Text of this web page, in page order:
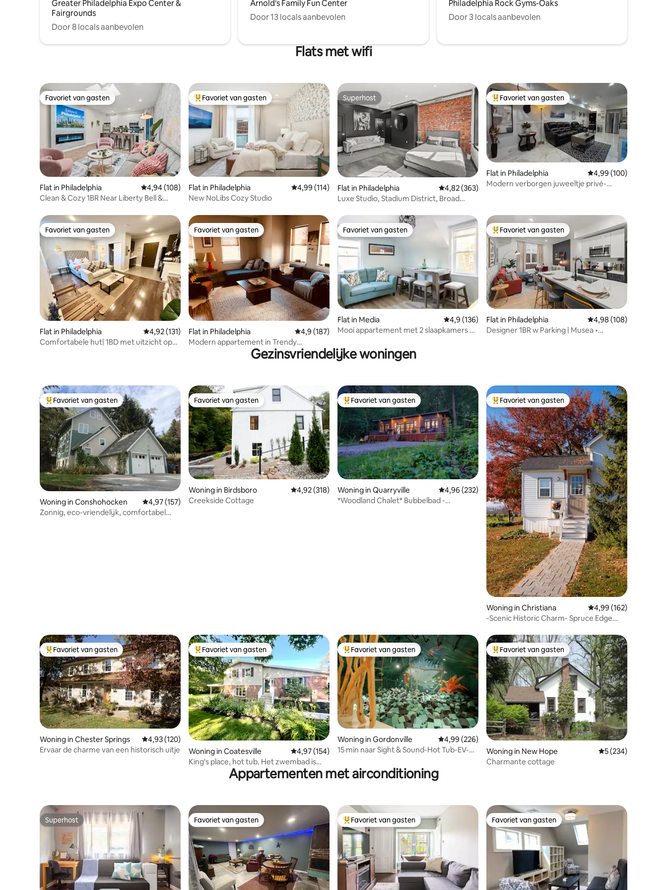
Greater Philadelphia Expo Center &
Fairgrounds
Door 8 locals aanbevolen
Arnold's Family Fun Center
Door 13 locals aanbevolen
Philadelphia Rock Gyms-Oaks
Door 3 locals aanbevolen
Flats met wifi
Favoriet van gasten
Favoriet van gasten
Flat in Philadelphia Gemiddelde beoordeling van 4,94 op 5, 108 recensies
4,94 (108)
Clean & Cozy 1BR Near Liberty Bell &
Topfavoriet van gasten
Favoriet van gasten
Flat in Philadelphia Gemiddelde beoordeling van 4,99 op 5, 114 recensies
4,99 (114)
New NoLibs Cozy Studio
Superhost
Superhost
Flat in Philadelphia Gemiddelde beoordeling van 4,82 op 5, 363 recensies
4,82 (363)
Luxe Studio, Stadium District, Broad
Topfavoriet van gasten
Favoriet van gasten
Flat in Philadelphia Gemiddelde
4,99 (100)
Modern verborgen juweeltje privé-
Favoriet van gasten
Favoriet van gasten
Flat in Philadelphia Gemiddelde beoordeling van 4,92 op 5, 131 recensies
4,92 (131)
Comfortabele hut| 1BD met uitzicht op
Favoriet van gasten
Favoriet van gasten
Flat in Philadelphia Gemiddelde beoordeling van 4,9 op 5, 187 recensies
4,9 (187)
Modern appartement in Trendy
Favoriet van gasten
Favoriet van gasten
Flat in Media Gemiddelde beoordeling van 4,9 op 5, 136 recensies
4,9 (136)
Mooi appartement met 2 slaapkamers en
Topfavoriet van gasten
Favoriet van gasten
Flat in Philadelphia Gemiddelde
4,98 (108)
Designer 1BR w Parking | Musea •
Gezinsvriendelijke woningen
Topfavoriet van gasten
Favoriet van gasten
Woning in Conshohocken Gemiddelde beoordeling van 4,97 op 5, 157 recensies
4,97 (157)
Zonnig, eco-vriendelijk, comfortabel
Favoriet van gasten
Favoriet van gasten
Woning in Birdsboro Gemiddelde beoordeling van 4,92 op 5, 318 recensies
4,92 (318)
Creekside Cottage
Topfavoriet van gasten
Favoriet van gasten
Woning in Quarryville Gemiddelde beoordeling van 4,96 op 5, 232 recensies
4,96 (232)
*Woodland Chalet* Bubbelbad -
Topfavoriet van gasten
Favoriet van gasten
Woning in Christiana Gemiddelde
4,99 (162)
-Scenic Historic Charm- Spruce Edge
Topfavoriet van gasten
Favoriet van gasten
Woning in Chester Springs Gemiddelde beoordeling van 4,93 op 5, 120 recensies
4,93 (120)
Ervaar de charme van een historisch uitje
Topfavoriet van gasten
Favoriet van gasten
Woning in Coatesville Gemiddelde beoordeling van 4,97 op 5, 154 recensies
4,97 (154)
King's place, hot tub. Het zwembad is
open voor de zomer!
Topfavoriet van gasten
Favoriet van gasten
Woning in Gordonville Gemiddelde beoordeling van 4,99 op 5, 226 recensies
4,99 (226)
15 min naar Sight & Sound-Hot Tub-EV-
Topfavoriet van gasten
Favoriet van gasten
Woning in New Hope Gemiddelde
5 (234)
Charmante cottage
Appartementen met airconditioning
Superhost
Superhost Favoriet van gasten
Favoriet van gasten Topfavoriet van gasten
Favoriet van gasten Favoriet van gasten
Favoriet van gasten